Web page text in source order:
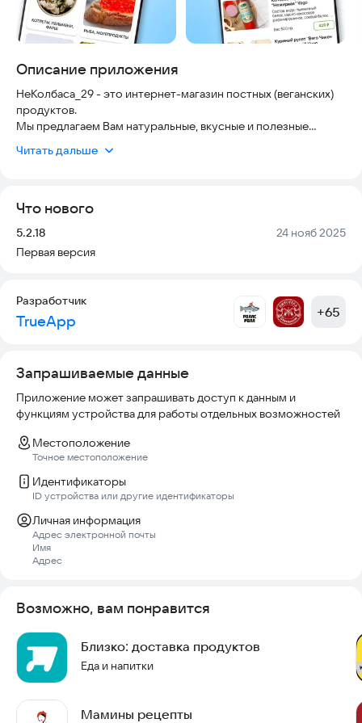
Описание приложения
НеКолбаса_29 - это интернет-магазин постных (веганских)
продуктов.
Мы предлагаем Вам натуральные, вкусные и полезные
придётся по вкусу людям, придерживающимся ЗОЖ, веганам
Мы обеспечиваем доставку нашей продукции по
близлежащие населённые пункты.
Читать дальше
Что нового
Версия:
5.2.18 Дата:
24 нояб 2025
Первая версия
Разработчик
TrueApp +65
Запрашиваемые данные
Приложение может запрашивать доступ к данным и
функциям устройства для работы отдельных возможностей
Местоположение
Точное местоположение
Идентификаторы
ID устройства или другие идентификаторы
Личная информация
Адрес электронной почты
Имя
Адрес
Возможно, вам понравится
Близко: доставка продуктов
Еда и напитки
Мамины рецепты